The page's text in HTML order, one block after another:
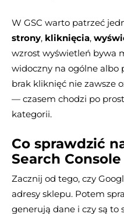
W GSC warto patrzeć
strony, kliknięcia,
wzrost wyświetleń bywa
widoczny na ogólne albo
brak kliknięć nie zawsze
— czasem chodzi po
kategorii.
Co sprawdzić
Search Console
Zacznij od tego, czy
adresy sklepu. Potem
generują dane i czy są to